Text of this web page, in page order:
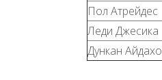
Пол Атрейдес
Леди Джесика
Дункан Айдахо